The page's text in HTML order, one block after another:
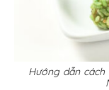
Hướng dẫn